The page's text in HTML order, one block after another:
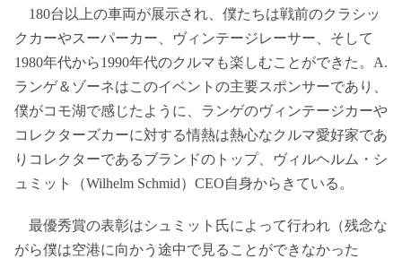
180台以上の車両が展示され、僕たちは戦前のクラシッ
クカーやスーパーカー、ヴィンテージレーサー、そして
1980年代から1990年代のクルマも楽しむことができた。A.
ランゲ＆ゾーネはこのイベントの主要スポンサーであり、
僕がコモ湖で感じたように、ランゲのヴィンテージカーや
コレクターズカーに対する情熱は熱心なクルマ愛好家であ
りコレクターであるブランドのトップ、ヴィルヘルム・シ
ュミット（Wilhelm Schmid）CEO自身からきている。
最優秀賞の表彰はシュミット氏によって行われ（残念な
がら僕は空港に向かう途中で見ることができなかった